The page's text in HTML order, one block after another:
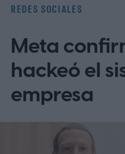
la nueva etiqueta
REDES SOCIALES
Meta
hackeó el
empresa